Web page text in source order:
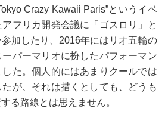
Crazy Kawaii Paris”というイベ
フリカ開発会議に「ゴスロリ」と
加したり、2016年にはリオ五輪の
パーマリオに扮したパフォーマン
た。個人的にはあまりクールでは
が、それは措くとしても、どうも
る路線とは思えません。